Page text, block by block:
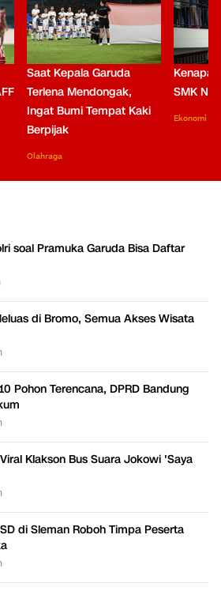
Saat Kepala Garuda
Terlena Mendongak,
Ingat Bumi Tempat Kaki
Berpijak
Olahraga
Kenapa
SMK
Ekonomi
soal Pramuka Garuda Bisa Daftar
di Bromo, Semua Akses Wisata
Pohon Terencana, DPRD Bandung
Klakson Bus Suara Jokowi 'Saya
di Sleman Roboh Timpa Peserta